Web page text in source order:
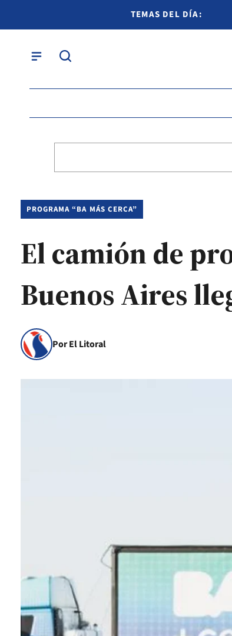
TEMAS DEL DÍA:
PROGRAMA “BA MÁS CERCA”
El camión de
Buenos Aires
Por El Litoral